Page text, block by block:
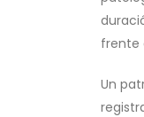
frente
Un